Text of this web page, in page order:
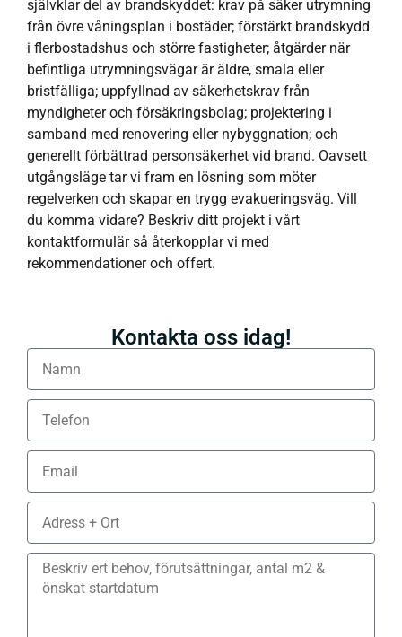
självklar del av brandskyddet: krav på säker utrymning
från övre våningsplan i bostäder; förstärkt brandskydd
i flerbostadshus och större fastigheter; åtgärder när
befintliga utrymningsvägar är äldre, smala eller
bristfälliga; uppfyllnad av säkerhetskrav från
myndigheter och försäkringsbolag; projektering i
samband med renovering eller nybyggnation; och
generellt förbättrad personsäkerhet vid brand. Oavsett
utgångsläge tar vi fram en lösning som möter
regelverken och skapar en trygg evakueringsväg. Vill
du komma vidare? Beskriv ditt projekt i vårt
kontaktformulär så återkopplar vi med
rekommendationer och offert.
Kontakta oss idag!